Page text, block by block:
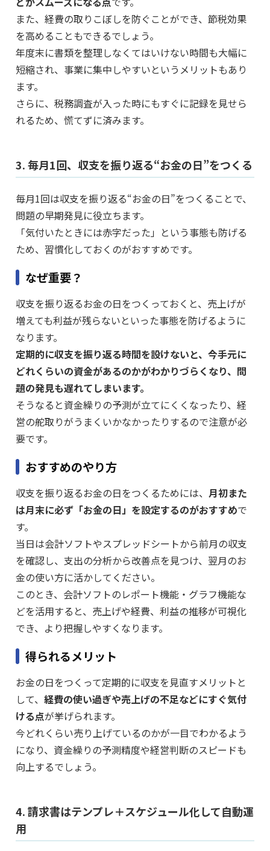
また、経費の取りこぼしを防ぐことができ、節税効果
を高めることもできるでしょう。
年度末に書類を整理しなくてはいけない時間も大幅に
短縮され、事業に集中しやすいというメリットもあり
ます。
さらに、税務調査が入った時にもすぐに記録を見せら
れるため、慌てずに済みます。
3. 毎月1回、収支を振り返る“お金の日”をつくる
毎月1回は収支を振り返る“お金の日”をつくることで、
問題の早期発見に役立ちます。
「気付いたときには赤字だった」という事態も防げる
ため、習慣化しておくのがおすすめです。
なぜ重要？
収支を振り返るお金の日をつくっておくと、売上げが
増えても利益が残らないといった事態を防げるように
なります。
定期的に収支を振り返る時間を設けないと、今手元に
どれくらいの資金があるのかがわかりづらくなり、問
題の発見も遅れてしまいます。
そうなると資金繰りの予測が立てにくくなったり、経
営の舵取りがうまくいかなかったりするので注意が必
要です。
おすすめのやり方
収支を振り返るお金の日をつくるためには、 月初また
は月末に必ず「お金の日」を設定するのがおすすめで
す。
当日は会計ソフトやスプレッドシートから前月の収支
を確認し、支出の分析から改善点を見つけ、翌月のお
金の使い方に活かしてください。
このとき、会計ソフトのレポート機能・グラフ機能な
どを活用すると、売上げや経費、利益の推移が可視化
でき、より把握しやすくなります。
得られるメリット
お金の日をつくって定期的に収支を見直すメリットと
して、 経費の使い過ぎや売上げの不足などにすぐ気付
ける点が挙げられます。
今どれくらい売り上げているのかが一目でわかるよう
になり、資金繰りの予測精度や経営判断のスピードも
向上するでしょう。
4. 請求書はテンプレ＋スケジュール化して自動運
用